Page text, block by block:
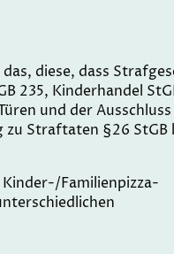
diese, dass
235, Kinderhandel
und der
Straftaten §26 StGB
Familienpizza-